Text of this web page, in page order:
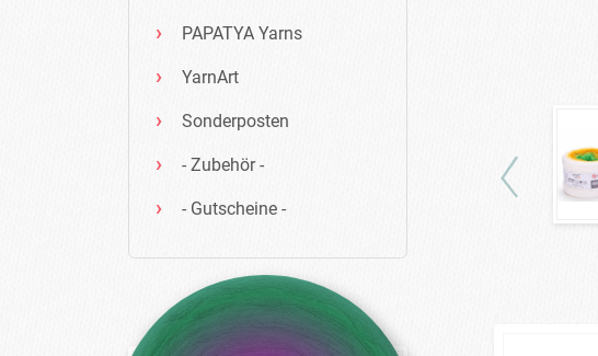
PAPATYA Yarns
YarnArt
Sonderposten
- Zubehör -
- Gutscheine -